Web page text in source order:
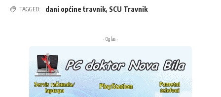
TAGGED: dani općine travnik, SCU Travnik
- Oglas -